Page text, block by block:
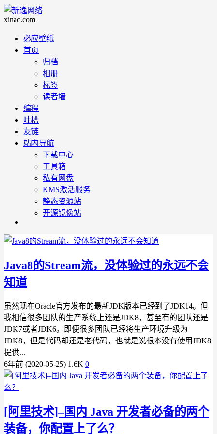
必应壁纸
首页
归档
相册
标签
读者墙
编程
吐槽
友链
站内导航
下载中心
工具箱
私有网盘
KMS激活服务
静态资源站
开源镜像站
Java8的Stream流，没体验过的永远不会
知道
虽然现在Oracle官方发布的最新JDK版本已经到了JDK14。但
我相信很多团队的生产系统上还是JDK8，甚至有的团队还是
JDK7或者JDK6。即便很多团队已经将生产环境升级为
JDK8，但是代码却还是老代码，也就是说根本没有使用JDK8
提供...
6年前 (2020-05-25) 1.6K 0
[阿里技术]–国内 Java 开发者必备的两个
装备，你配置上了么？